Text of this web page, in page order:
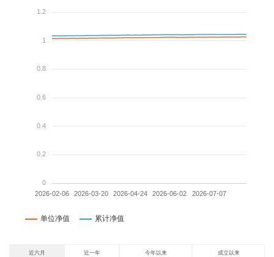
近六月 近一年 今年以来 成立以来